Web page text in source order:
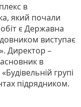
в
який почали
є Державна
виступає
Директор –
в
групі
підрядником.